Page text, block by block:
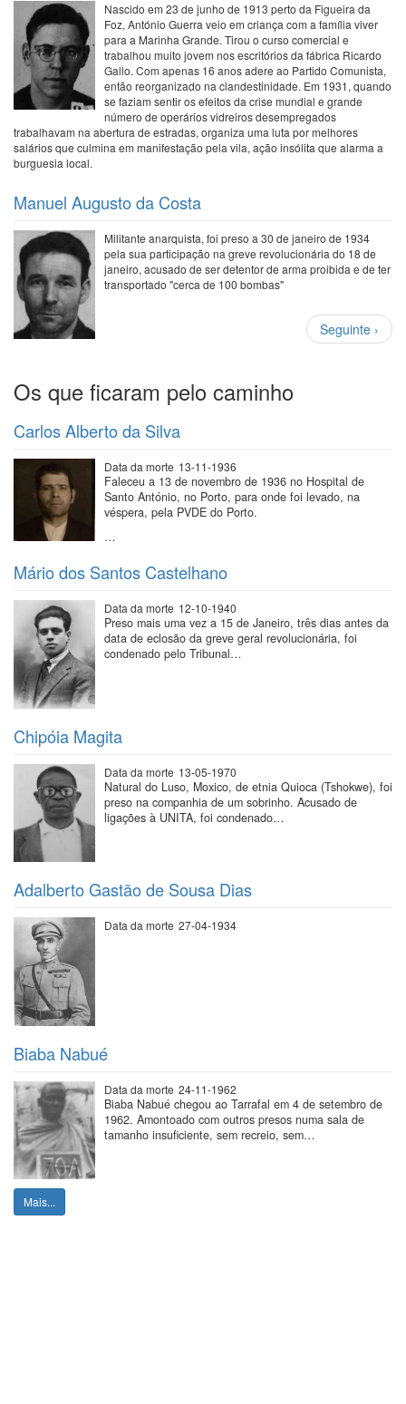
Nascido em 23 de junho de 1913 perto da Figueira da
Foz, António Guerra veio em criança com a família viver
para a Marinha Grande. Tirou o curso comercial e
trabalhou muito jovem nos escritórios da fábrica Ricardo
Gallo. Com apenas 16 anos adere ao Partido Comunista,
então reorganizado na clandestinidade. Em 1931, quando
se faziam sentir os efeitos da crise mundial e grande
número de operários vidreiros desempregados
trabalhavam na abertura de estradas, organiza uma luta por melhores
salários que culmina em manifestação pela vila, ação insólita que alarma a
burguesia local.
Manuel Augusto da Costa
Militante anarquista, foi preso a 30 de janeiro de 1934
pela sua participação na greve revolucionária do 18 de
janeiro, acusado de ser detentor de arma proibida e de ter
transportado "cerca de 100 bombas"
Paginação
Próxima
página
Seguinte ›
Os que ficaram pelo caminho
Carlos Alberto da Silva
Data da morte 13-11-1936
Faleceu a 13 de novembro de 1936 no Hospital de
Santo António, no Porto, para onde foi levado, na
véspera, pela PVDE do Porto.
…
Mário dos Santos Castelhano
Data da morte 12-10-1940
Preso mais uma vez a 15 de Janeiro, três dias antes da
data de eclosão da greve geral revolucionária, foi
condenado pelo Tribunal…
Chipóia Magita
Data da morte 13-05-1970
Natural do Luso, Moxico, de etnia Quioca (Tshokwe), foi
preso na companhia de um sobrinho. Acusado de
ligações à UNITA, foi condenado…
Adalberto Gastão de Sousa Dias
Data da morte 27-04-1934
Biaba Nabué
Data da morte 24-11-1962
Biaba Nabué chegou ao Tarrafal em 4 de setembro de
1962. Amontoado com outros presos numa sala de
tamanho insuficiente, sem recreio, sem…
Mais...